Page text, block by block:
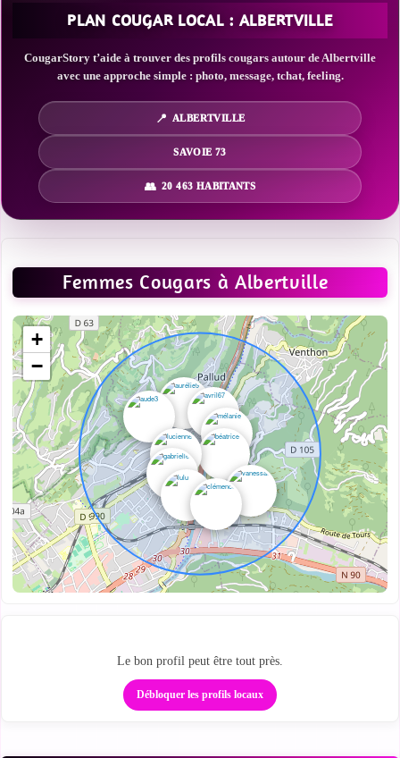
PLAN COUGAR LOCAL : ALBERTVILLE
CougarStory t’aide à trouver des profils cougars autour de Albertville
avec une approche simple : photo, message, tchat, feeling.
ALBERTVILLE
SAVOIE 73
20 463 HABITANTS
Femmes Cougars à Albertville
+
−
Le bon profil peut être tout près.
Débloquer les profils locaux